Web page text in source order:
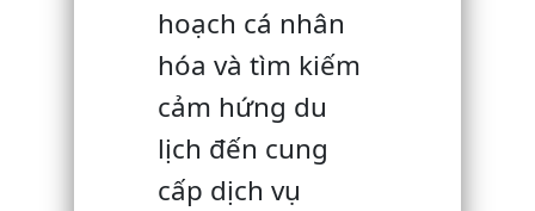
hoạch cá nhân
hóa và tìm kiếm
cảm hứng du
lịch đến cung
cấp dịch vụ